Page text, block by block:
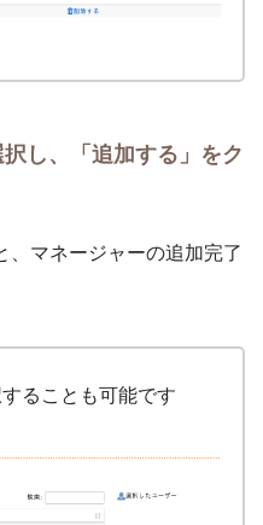
し、「追加する」をク
、マネージャーの追加完了
ることも可能です